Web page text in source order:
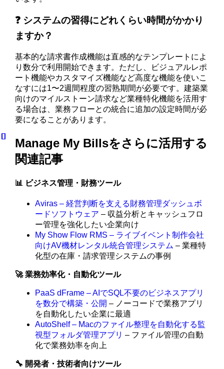
❓ システムの習得にどれくらい時間がかかり
ますか？
基本的な請求書作成機能は直感的なテンプレートによ
り数分で利用開始できます。ただし、ビジュアルレポ
ート機能やカスタマイズ機能など高度な機能を使いこ
なすには1〜2週間程度の習熟期間が必要です。建築業
向けのマイルストーン請求など業種特化機能を活用す
る場合は、業務フローとの統合に追加の設定時間が必
要になることがあります。
Manage My Billsをさらに活用する
関連記事
📊 ビジネス管理・財務ツール
Aviras – 経営判断を支える財務管理ダッシュボ
ードソフトウェア – 収益分析とキャッシュフロ
ー管理を強化したい企業向け
My Show Flow RMS – ライブイベント制作会社
向けAV機材レンタル統合管理システム – 業種特
化型の在庫・請求管理システムの事例
🚀 業務効率化・自動化ツール
PaaS dFrame – AIでSQL不要のビジネスアプリ
を数分で構築・公開 – ノーコードで業務アプリ
を自動化したい企業に最適
AutoShelf – Macのファイル整理を自動化する監
視型フォルダ管理アプリ – ファイル管理の自動
化で業務効率を向上
🔧 開発者・技術者向けツール